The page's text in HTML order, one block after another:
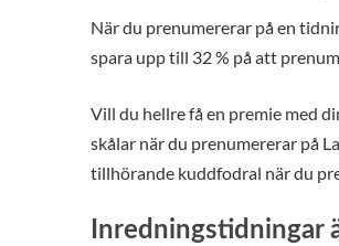
När du prenumererar på en
spara upp till 32 % på att
Vill du hellre få en premie med
skålar när du prenumererar på
tillhörande kuddfodral när du
Inredningstidningar